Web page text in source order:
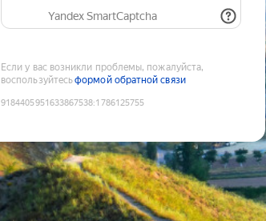
Yandex SmartCaptcha
Если у вас возникли проблемы, пожалуйста,
воспользуйтесьформой обратной связи
9184405951633867538:1786125755